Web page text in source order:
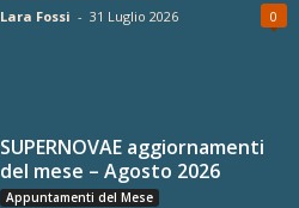
Lara Fossi - 31 Luglio 2026 0
SUPERNOVAE aggiornamenti
del mese – Agosto 2026
Appuntamenti del Mese